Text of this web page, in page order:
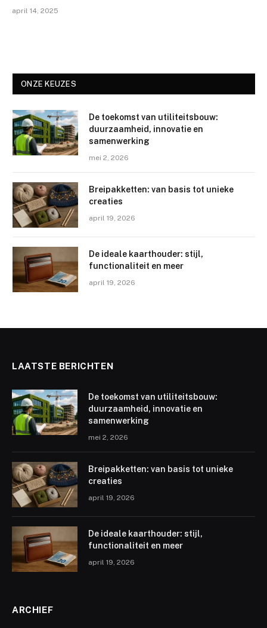
april 14, 2025
ONZE KEUZES
De toekomst van utiliteitsbouw:
duurzaamheid, innovatie en
samenwerking
mei 2, 2026
Breipakketten: van basis tot unieke
creaties
april 19, 2026
De ideale kaarthouder: stijl,
functionaliteit en meer
april 19, 2026
LAATSTE BERICHTEN
De toekomst van utiliteitsbouw:
duurzaamheid, innovatie en
samenwerking
mei 2, 2026
Breipakketten: van basis tot unieke
creaties
april 19, 2026
De ideale kaarthouder: stijl,
functionaliteit en meer
april 19, 2026
ARCHIEF